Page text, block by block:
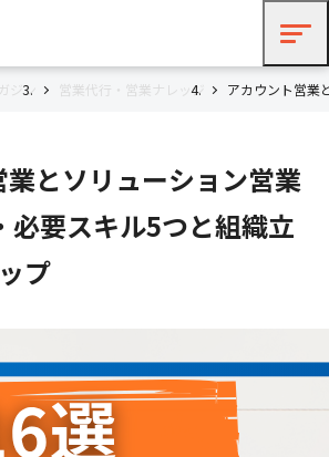
ジン 営業代行・営業ナレッジ アカウント営業
とソリューション営業
必要スキル5つと組織立
プ